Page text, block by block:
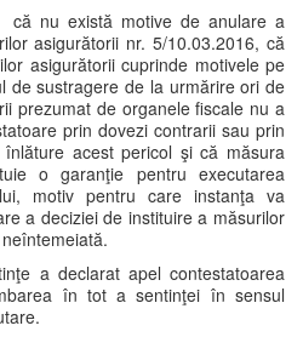
că nu există motive de anulare a
asigurătorii nr. 5/10.03.2016, că
asigurătorii cuprinde motivele pe
de sustragere de la urmărire ori de
prezumat de organele fiscale nu a
prin dovezi contrarii sau prin
acest pericol şi că măsura
o garanţie pentru executarea
motiv pentru care instanţa va
a deciziei de instituire a măsurilor
a declarat apel contestatoarea
în tot a sentinţei în sensul